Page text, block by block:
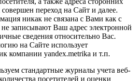
переход на Сайт и далее.
никак не связана с Вами как с
записывают Ваш адрес электронной
сведения относительно Вас.
на Сайте использует
компании yandex.metrika и т.п.
стандартные журналы учета веб-
посетителей и оценки